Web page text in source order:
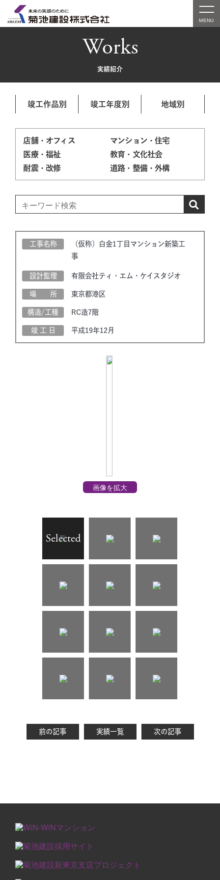
Works
実績紹介
竣工作品別 竣工年度別 地域別
店舗・オフィス
マンション・住宅
医療・福祉
教育・文化社会
耐震・改修
道路・整備・外構
工事名称
（仮称）白金1丁目マンション新築工
事
設計監理 有限会社ティ・エム・ケイスタジオ
場 所 東京都港区
構造/工種 RC造7階
竣 工 日 平成19年12月
画像を拡大
前の記事 実績一覧 次の記事